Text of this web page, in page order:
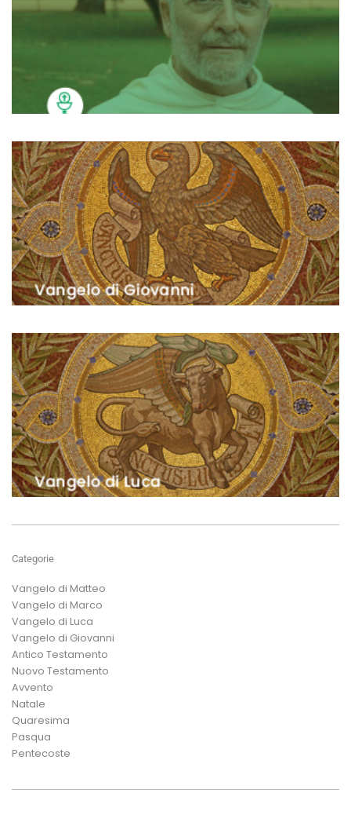
Categorie
Vangelo di Matteo
Vangelo di Marco
Vangelo di Luca
Vangelo di Giovanni
Antico Testamento
Nuovo Testamento
Avvento
Natale
Quaresima
Pasqua
Pentecoste